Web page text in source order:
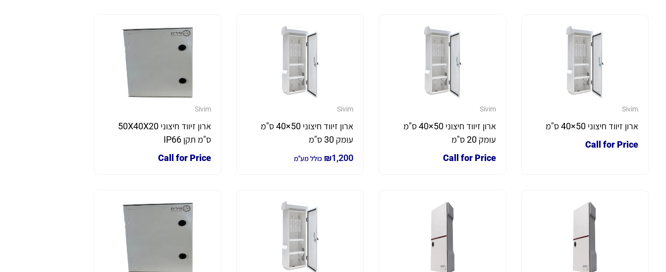
Sivim
ארון זיווד חיצוני 50×40 ס"מ
Call for Price
Sivim
ארון זיווד חיצוני 50×40 ס"מ
עומק 20 ס"מ
Call for Price
Sivim
ארון זיווד חיצוני 50×40 ס"מ
עומק 30 ס"מ
₪1,200 כולל מע"מ
Sivim
ארון זיווד חיצוני 50X40X20
ס"מ תקן IP66
Call for Price